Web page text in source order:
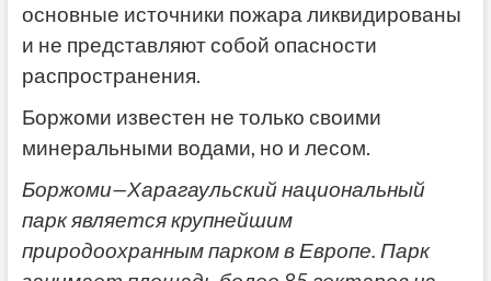
основные источники пожара ликвидированы
и не представляют собой опасности
распространения.
Боржоми известен не только своими
минеральными водами, но и лесом.
Боржоми—Харагаульский национальный
паркявляетсякрупнейшим
природоохраннымпаркомвЕвропе. Парк